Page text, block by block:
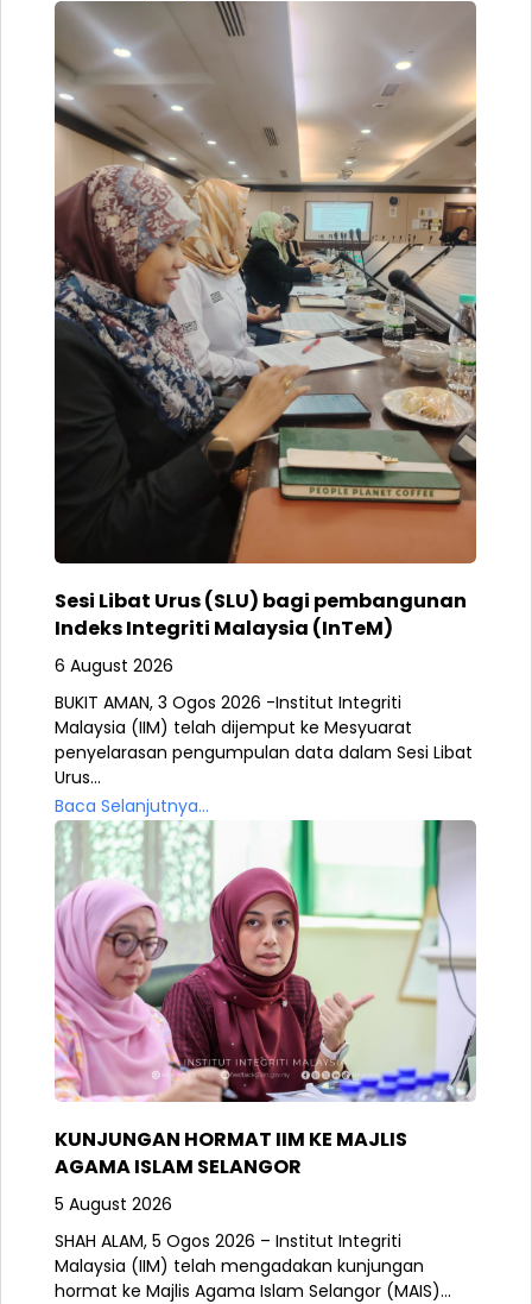
Sesi Libat Urus (SLU) bagi pembangunan
Indeks Integriti Malaysia (InTeM)
6 August 2026
BUKIT AMAN, 3 Ogos 2026 -Institut Integriti
Malaysia (IIM) telah dijemput ke Mesyuarat
penyelarasan pengumpulan data dalam Sesi Libat
Urus...
Baca Selanjutnya...
KUNJUNGAN HORMAT IIM KE MAJLIS
AGAMA ISLAM SELANGOR
5 August 2026
SHAH ALAM, 5 Ogos 2026 – Institut Integriti
Malaysia (IIM) telah mengadakan kunjungan
hormat ke Majlis Agama Islam Selangor (MAIS)...